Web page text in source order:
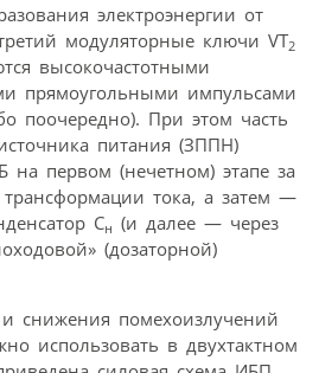
электроэнергии от
модуляторные ключи VT2
высокочастотными
прямоугольными импульсами
поочередно). При этом часть
питания (ЗППН)
на первом (нечетном) этапе за
трансформации тока, а затем —
Сн (и далее — через
(дозаторной)
снижения помехоизлучений
использовать в двухтактном